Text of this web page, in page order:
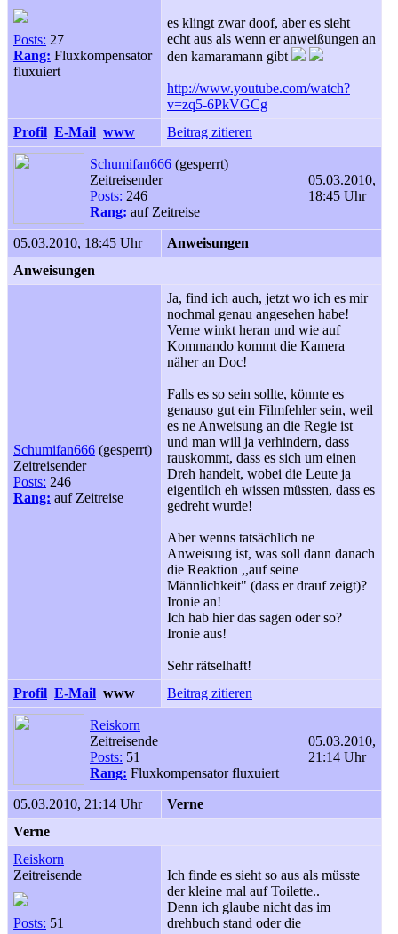
Posts: 27
Rang: Fluxkompensator
fluxuiert
es klingt zwar doof, aber es sieht
echt aus als wenn er anweißungen an
den kamaramann gibt
http://www.youtube.com/watch?
v=zq5-6PkVGCg
Profil E-Mail www Beitrag zitieren
Schumifan666 (gesperrt)
Zeitreisender
Posts: 246
Rang: auf Zeitreise
05.03.2010,
18:45 Uhr
05.03.2010, 18:45 Uhr
Anweisungen
Anweisungen
Schumifan666 (gesperrt)
Zeitreisender
Posts: 246
Rang: auf Zeitreise
Ja, find ich auch, jetzt wo ich es mir
nochmal genau angesehen habe!
Verne winkt heran und wie auf
Kommando kommt die Kamera
näher an Doc!
Falls es so sein sollte, könnte es
genauso gut ein Filmfehler sein, weil
es ne Anweisung an die Regie ist
und man will ja verhindern, dass
rauskommt, dass es sich um einen
Dreh handelt, wobei die Leute ja
eigentlich eh wissen müssten, dass es
gedreht wurde!
Aber wenns tatsächlich ne
Anweisung ist, was soll dann danach
die Reaktion ,,auf seine
Männlichkeit" (dass er drauf zeigt)?
Ironie an!
Ich hab hier das sagen oder so?
Ironie aus!
Sehr rätselhaft!
Profil E-Mail www Beitrag zitieren
Reiskorn
Zeitreisende
Posts: 51
Rang: Fluxkompensator fluxuiert
05.03.2010,
21:14 Uhr
05.03.2010, 21:14 Uhr
Verne
Verne
Reiskorn
Zeitreisende
Posts: 51
Ich finde es sieht so aus als müsste
der kleine mal auf Toilette..
Denn ich glaube nicht das im
drehbuch stand oder die